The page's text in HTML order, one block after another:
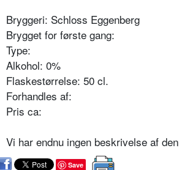
Bryggeri: Schloss Eggenberg
Brygget for første gang:
Type:
Alkohol: 0%
Flaskestørrelse: 50 cl.
Forhandles af:
Pris ca:
Vi har endnu ingen beskrivelse af
Save